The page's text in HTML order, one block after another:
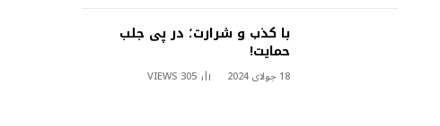
با کذب و شرارت؛ در پی جلب
حمایت!
18 جولای 2024 305
VIEWS